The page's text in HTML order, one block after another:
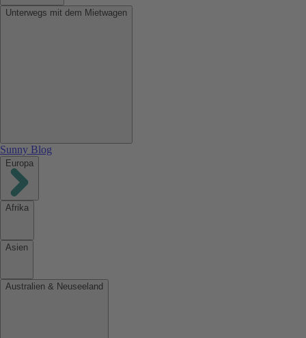
Unterwegs mit dem Mietwagen
Sunny Blog
Europa
Afrika
Asien
Australien & Neuseeland